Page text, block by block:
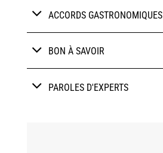
ACCORDS GASTRONOMIQUES
BON À SAVOIR
PAROLES D'EXPERTS